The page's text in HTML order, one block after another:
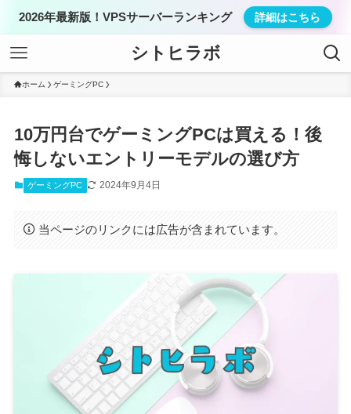
2026年最新版！VPSサーバーランキング 詳細はこちら
シトヒラボ
ホーム ゲーミングPC
10万円台でゲーミングPCは買える！後
悔しないエントリーモデルの選び方
ゲーミングPC 2024年9月4日
当ページのリンクには広告が含まれています。